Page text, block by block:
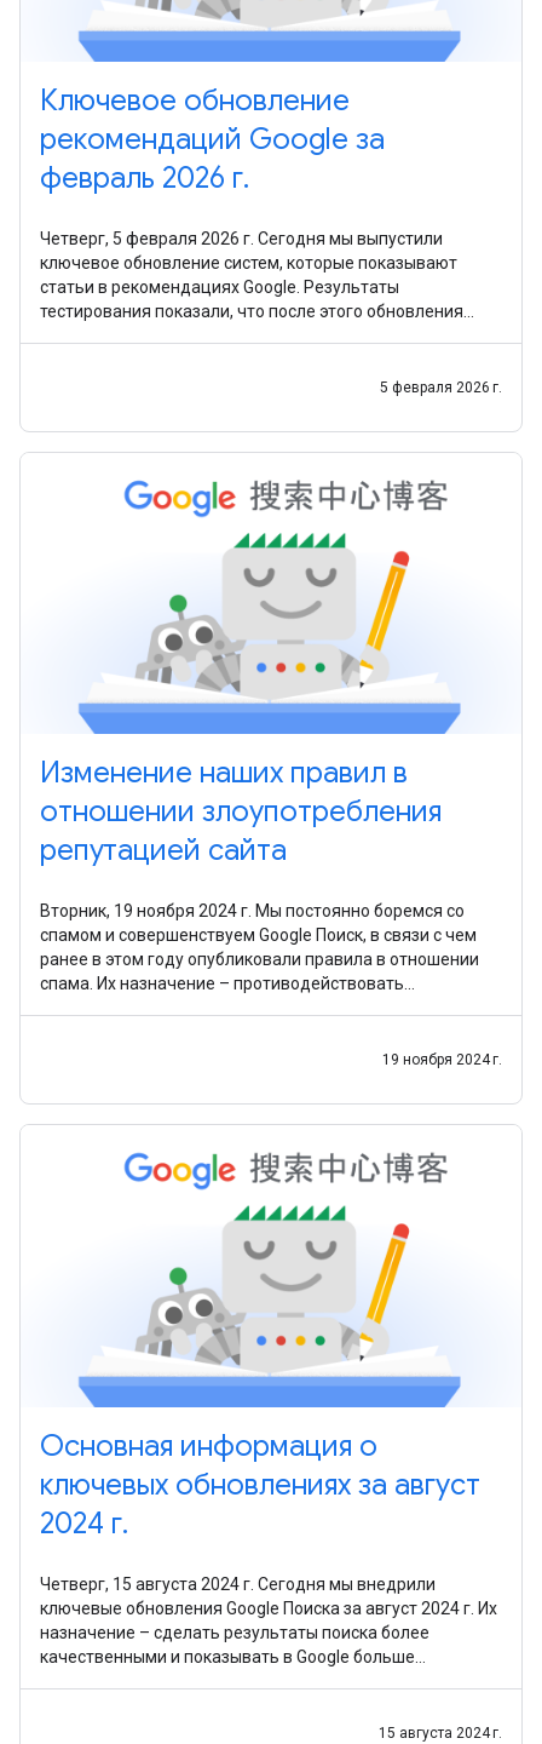
Ключевое обновление
рекомендаций Google за
февраль 2026 г.
Четверг, 5 февраля 2026 г. Сегодня мы выпустили
ключевое обновление систем, которые показывают
статьи в рекомендациях Google. Результаты
тестирования показали, что после этого обновления
5 февраля 2026 г.
Изменение наших правил в
отношении злоупотребления
репутацией сайта
Вторник, 19 ноября 2024 г. Мы постоянно боремся со
спамом и совершенствуем Google Поиск, в связи с чем
ранее в этом году опубликовали правила в отношении
спама. Их назначение – противодействовать
19 ноября 2024 г.
Основная информация о
ключевых обновлениях за август
2024 г.
Четверг, 15 августа 2024 г. Сегодня мы внедрили
ключевые обновления Google Поиска за август 2024 г. Их
назначение – сделать результаты поиска более
качественными и показывать в Google больше
15 августа 2024 г.